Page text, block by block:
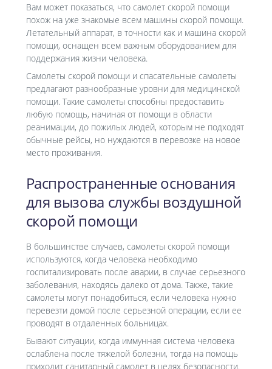
Вам может показаться, что самолет скорой помощи
похож на уже знакомые всем машины скорой помощи.
Летательный аппарат, в точности как и машина скорой
помощи, оснащен всем важным оборудованием для
поддержания жизни человека.
Самолеты скорой помощи и спасательные самолеты
предлагают разнообразные уровни для медицинской
помощи. Такие самолеты способны предоставить
любую помощь, начиная от помощи в области
реанимации, до пожилых людей, которым не подходят
обычные рейсы, но нуждаются в перевозке на новое
место проживания.
Распространенные основания
для вызова службы воздушной
скорой помощи
В большинстве случаев, самолеты скорой помощи
используются, когда человека необходимо
госпитализировать после аварии, в случае серьезного
заболевания, находясь далеко от дома. Также, такие
самолеты могут понадобиться, если человека нужно
перевезти домой после серьезной операции, если ее
проводят в отдаленных больницах.
Бывают ситуации, когда иммунная система человека
ослаблена после тяжелой болезни, тогда на помощь
приходит санитарный самолет в целях безопасности.